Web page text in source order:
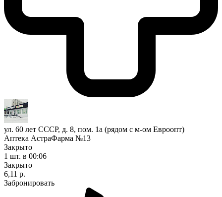
ул. 60 лет СССР, д. 8, пом. 1а (рядом с м-ом Евроопт)
Аптека АстраФарма №13
Закрыто
1 шт. в 00:06
Закрыто
6,11 р.
Забронировать